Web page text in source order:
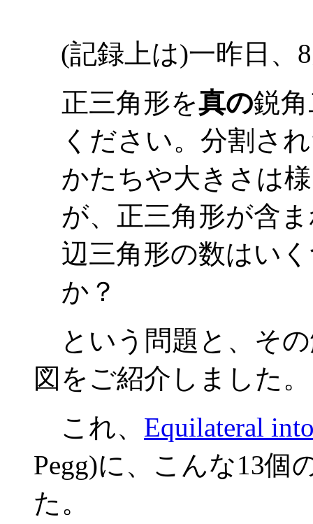
(記録上は)一昨日、
正三角形を真の鋭
ください。分割さ
かたちや大きさは
が、正三角形が含
辺三角形の数はい
か？
という問題と、そ
図をご紹介しました。
これ、 Equilateral
Pegg)に、こんな13個
た。